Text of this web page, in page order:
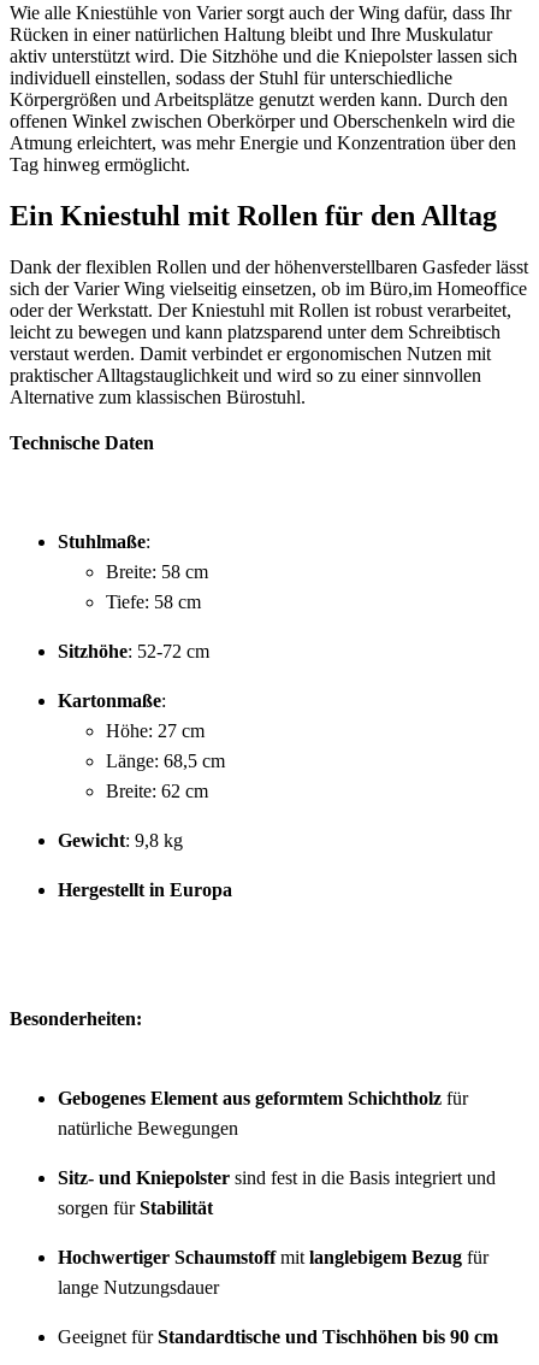
Wie alle Kniestühle von Varier sorgt auch der Wing dafür, dass Ihr
Rücken in einer natürlichen Haltung bleibt und Ihre Muskulatur
aktiv unterstützt wird. Die Sitzhöhe und die Kniepolster lassen sich
individuell einstellen, sodass der Stuhl für unterschiedliche
Körpergrößen und Arbeitsplätze genutzt werden kann. Durch den
offenen Winkel zwischen Oberkörper und Oberschenkeln wird die
Atmung erleichtert, was mehr Energie und Konzentration über den
Tag hinweg ermöglicht.
Ein Kniestuhl mit Rollen für den Alltag
Dank der flexiblen Rollen und der höhenverstellbaren Gasfeder lässt
sich der Varier Wing vielseitig einsetzen, ob im Büro,im Homeoffice
oder der Werkstatt. Der Kniestuhl mit Rollen ist robust verarbeitet,
leicht zu bewegen und kann platzsparend unter dem Schreibtisch
verstaut werden. Damit verbindet er ergonomischen Nutzen mit
praktischer Alltagstauglichkeit und wird so zu einer sinnvollen
Alternative zum klassischen Bürostuhl.
Technische Daten
Stuhlmaße:
Breite: 58 cm
Tiefe: 58 cm
Sitzhöhe: 52-72 cm
Kartonmaße:
Höhe: 27 cm
Länge: 68,5 cm
Breite: 62 cm
Gewicht: 9,8 kg
Hergestellt in Europa
Besonderheiten:
Gebogenes Element aus geformtem Schichtholz für
natürliche Bewegungen
Sitz- und Kniepolster sind fest in die Basis integriert und
sorgen fürStabilität
Hochwertiger Schaumstoffmit langlebigem Bezug für
lange Nutzungsdauer
Geeignet fürStandardtische und Tischhöhen bis 90 cm